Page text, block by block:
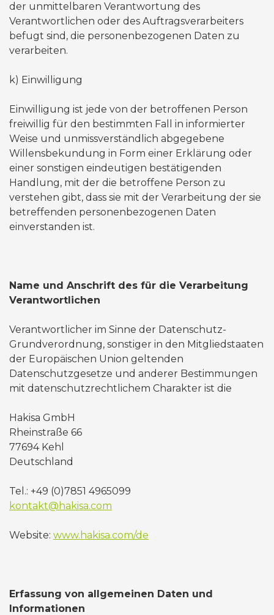
der unmittelbaren Verantwortung des
Verantwortlichen oder des Auftragsverarbeiters
befugt sind, die personenbezogenen Daten zu
verarbeiten.
​k) Einwilligung
Einwilligung ist jede von der betroffenen Person
freiwillig für den bestimmten Fall in informierter
Weise und unmissverständlich abgegebene
Willensbekundung in Form einer Erklärung oder
einer sonstigen eindeutigen bestätigenden
Handlung, mit der die betroffene Person zu
verstehen gibt, dass sie mit der Verarbeitung der sie
betreffenden personenbezogenen Daten
einverstanden ist.
Name und Anschrift des für die Verarbeitung
Verantwortlichen
Verantwortlicher im Sinne der Datenschutz-
Grundverordnung, sonstiger in den Mitgliedstaaten
der Europäischen Union geltenden
Datenschutzgesetze und anderer Bestimmungen
mit datenschutzrechtlichem Charakter ist die
Hakisa GmbH
Rheinstraße 66
77694 Kehl
Deutschland
Tel.: +49 (0)7851 4965099
kontakt@hakisa.com
Website: www.hakisa.com/de
Erfassung von allgemeinen Daten und
Informationen